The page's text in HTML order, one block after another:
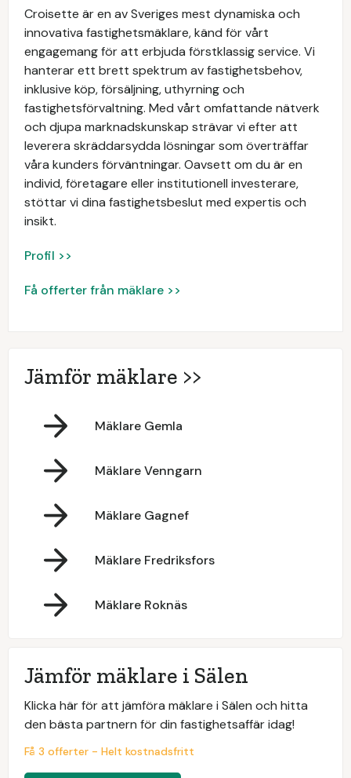
Croisette är en av Sveriges mest dynamiska och
innovativa fastighetsmäklare, känd för vårt
engagemang för att erbjuda förstklassig service. Vi
hanterar ett brett spektrum av fastighetsbehov,
inklusive köp, försäljning, uthyrning och
fastighetsförvaltning. Med vårt omfattande nätverk
och djupa marknadskunskap strävar vi efter att
leverera skräddarsydda lösningar som överträffar
våra kunders förväntningar. Oavsett om du är en
individ, företagare eller institutionell investerare,
stöttar vi dina fastighetsbeslut med expertis och
insikt.
Profil >>
Få offerter från mäklare >>
Jämför mäklare >>
Mäklare Gemla
Mäklare Venngarn
Mäklare Gagnef
Mäklare Fredriksfors
Mäklare Roknäs
Jämför mäklare i Sälen
Klicka här för att jämföra mäklare i Sälen och hitta
den bästa partnern för din fastighetsaffär idag!
Få 3 offerter - Helt kostnadsfritt